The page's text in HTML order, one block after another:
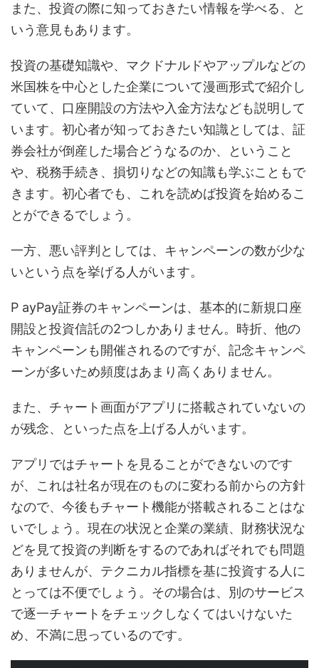
また、投資の際に知っておきたい情報を学べる、と
いう意見もあります。
投資の基礎知識や、マクドナルドやアップルなどの
米国株を中心とした企業について漫画形式で紹介し
ていて、口座開設の方法や入金方法なども説明して
います。初心者が知っておきたい知識としては、証
券会社が倒産した場合どうなるのか、ということ
や、税務手続き、損切りなどの知識も学ぶこともで
きます。初心者でも、これを読めば投資を始めるこ
とができるでしょう。
一方、悪い評判としては、キャンペーンの数が少な
いという点を挙げる人がいます。
P ayPay証券のキャンペーンは、基本的に新規口座
開設と投資信託の2つしかありません。時折、他の
キャンペーンも開催されるのですが、記念キャンペ
ーンが多いため頻度はあまり高くありません。
また、チャート画面がアプリに搭載されていないの
が残念、といった点を上げる人がいます。
アプリではチャートを見ることができないのです
が、これは社名が現在のものに変わる前からの方針
なので、今後もチャート機能が搭載されることはな
いでしょう。現在の状況と企業の業績、財務状況な
どを見て投資の判断をするのであればそれでも問題
ありませんが、テクニカル指標を基に投資する人に
とっては不便でしょう。その場合は、別のサービス
で逐一チャートをチェックしなくてはいけないた
め、不満に思っているのです。